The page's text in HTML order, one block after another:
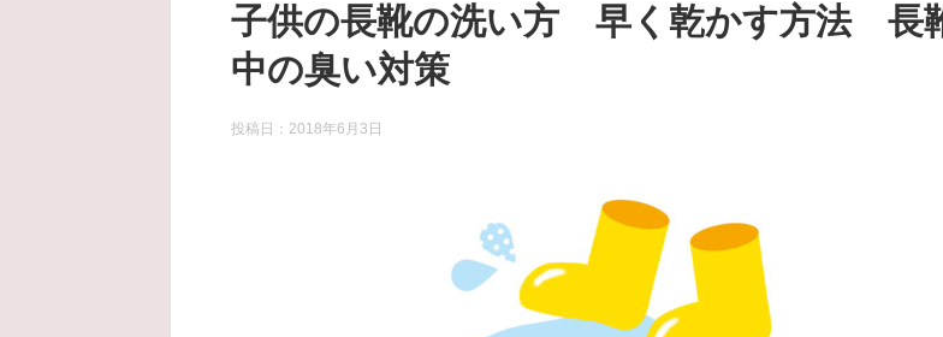
子供の長靴の洗い方 早く乾かす方法 長
中の臭い対策
投稿日： 2018年6月3日